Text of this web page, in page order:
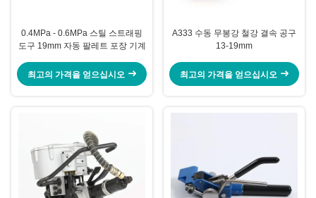
0.4MPa - 0.6MPa 스틸 스트래핑
도구 19mm 자동 팔레트 포장 기계
최고의 가격을 얻으십시오
A333 수동 무봉강 철강 결속 공구
13-19mm
최고의 가격을 얻으십시오